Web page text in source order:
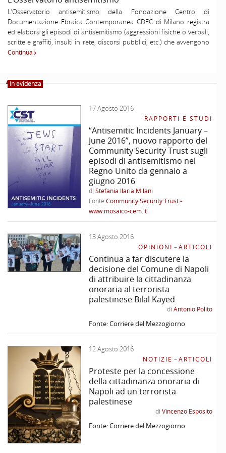
measurable objectives, clear
and broadly agreed upon
legal ...
contrasto” al centro della
nuova strategia per la lotta
contro l’antisemitismo ...
evidenzia un quadro
particolarmente allarmante:
le ...
il Novecento ha consegnato
alla coscienza collettiva il
termine ...
L’Osservatorio antisemitismo della Fondazione Centro di
Documentazione Ebraica Contemporanea CDEC di Milano registra
ed elabora gli episodi di antisemitismo (aggressioni fisiche o verbali,
scritte e graffiti, insulti in rete, discorsi pubblici, etc.) che avvengono
in Italia.
sue molteplici manifestazioni, rivolgendo particolare attenzione ai
segnali di ostilità antisemita avviene attraverso l’analisi dei media e
tramite l’Antenna Antisemitismo, un servizio di numero verde e
pagina web, funzionanti 24 ore su 24, per la segnalazione di episodi
di ostilità e di intolleranza antisemita.
In particolare l’Osservatorio antisemitismo si occupa di:
Ricercae raccolta dei segnali di ostilità antisemita per poter
svolgere indagini comparative e diacroniche.
–Gestioneper l’UCEI (Unione delle Comunità Ebraiche Italiane)
–Svolgimentodi indagini quantitative, qualitative, interviste
personali a opinion leader,
focus groups, web sentiment.
–Gestionee implementazione di una biblioteca di riferimento con
testi antisemiti e di studio sull’antisemitismo.
del rapporto annuale sull’antisemitismo in Italia per l’UCEI
di un rapporto trimestrale per l’UCEI e l’OSCAD
Polizia di Stato).
Disseminazionedei dati e delle informazioni raccolte. In Italia il
settore offre un servizio unico nel suo genere e viene utilizzato per
studi e indagini di carattere storico, sociologico e giornalistico.
–Supportoad azioni di contrasto e denuncia.
Particolare impegno viene dedicato al monitoraggio
dell’antisemitismo nel web che per la sua complessità e virulenza – in
Continua
In evidenza
17 Agosto 2016
RAPPORTI E STUDI
“Antisemitic Incidents January –
June 2016”, nuovo rapporto del
Community Security Trust sugli
episodi di antisemitismo nel
Regno Unito da gennaio a
giugno 2016
di Stefania Ilaria Milani
Fonte Community Security Trust -
www.mosaico-cem.it
13 Agosto 2016
OPINIONI –ARTICOLI
Continua a far discutere la
decisione del Comune di Napoli
di attribuire la cittadinanza
onoraria al terrorista
palestinese Bilal Kayed
di Antonio Polito
Fonte: Corriere del Mezzogiorno
12 Agosto 2016
NOTIZIE –ARTICOLI
Proteste per la concessione
della cittadinanza onoraria di
Napoli ad un terrorista
palestinese
di Vincenzo Esposito
Fonte: Corriere del Mezzogiorno